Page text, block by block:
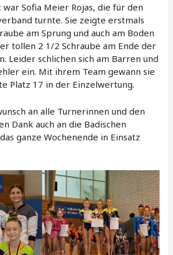
Sofia Meier Rojas, die für den
turnte. Sie zeigte erstmals
am Sprung und auch am Boden
tollen 2 1/2 Schraube am Ende der
Leider schlichen sich am Barren und
ein. Mit ihrem Team gewann sie
Platz 17 in der Einzelwertung.
an alle Turnerinnen und den
Dank auch an die Badischen
ganze Wochenende in Einsatz